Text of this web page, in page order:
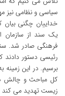
سیاسی و نظامی نیز
خداییان چگنی
یک سند از سازمان
فرهنگی صادر شد.
رئیسی دستور
کل مباحث و چالش
زیست تهدید می کند